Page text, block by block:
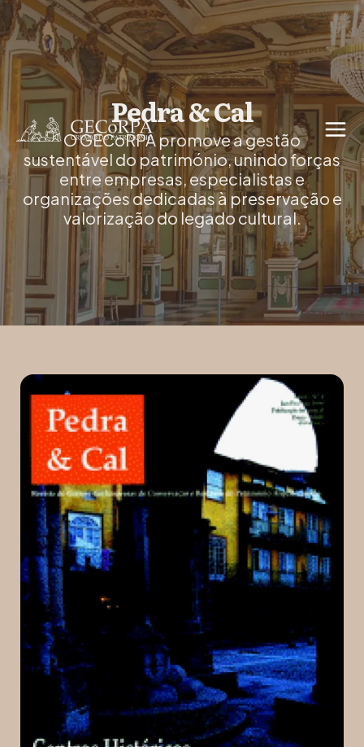
Pedra & Cal
O GECoRPA promove a gestão
sustentável do património, unindo forças
entre empresas, especialistas e
organizações dedicadas à preservação e
valorização do legado cultural.